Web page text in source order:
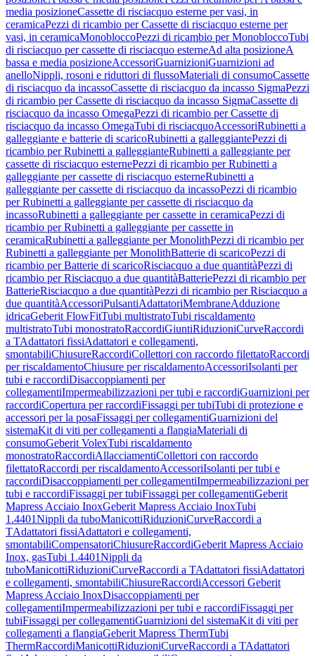
media posizioneCassette di risciacquo esterne per vasi, in
ceramicaPezzi di ricambio per Cassette di risciacquo esterne per
vasi, in ceramicaMonobloccoPezzi di ricambio per MonobloccoTubi
di risciacquo per cassette di risciacquo esterneAd alta posizioneA
bassa e media posizioneAccessoriGuarnizioniGuarnizioni ad
anelloNippli, rosoni e riduttori di flussoMateriali di consumoCassette
di risciacquo da incassoCassette di risciacquo da incasso SigmaPezzi
di ricambio per Cassette di risciacquo da incasso SigmaCassette di
risciacquo da incasso OmegaPezzi di ricambio per Cassette di
risciacquo da incasso OmegaTubi di risciacquoAccessoriRubinetti a
galleggiante e batterie di scaricoRubinetti a galleggiantePezzi di
ricambio per Rubinetti a galleggianteRubinetti a galleggiante per
cassette di risciacquo esternePezzi di ricambio per Rubinetti a
galleggiante per cassette di risciacquo esterneRubinetti a
galleggiante per cassette di risciacquo da incassoPezzi di ricambio
per Rubinetti a galleggiante per cassette di risciacquo da
incassoRubinetti a galleggiante per cassette in ceramicaPezzi di
ricambio per Rubinetti a galleggiante per cassette in
ceramicaRubinetti a galleggiante per MonolithPezzi di ricambio per
Rubinetti a galleggiante per MonolithBatterie di scaricoPezzi di
ricambio per Batterie di scaricoRisciacquo a due quantitàPezzi di
ricambio per Risciacquo a due quantitàBatteriePezzi di ricambio per
BatterieRisciacquo a due quantitàPezzi di ricambio per Risciacquo a
due quantitàAccessoriPulsantiAdattatoriMembraneAdduzione
idricaGeberit FlowFitTubi multistratoTubi riscaldamento
multistratoTubi monostratoRaccordiGiuntiRiduzioniCurveRaccordi
a TAdattatori fissiAdattatori e collegamenti,
smontabiliChiusureRaccordiCollettori con raccordo filettatoRaccordi
per riscaldamentoChiusure per riscaldamentoAccessoriIsolanti per
tubi e raccordiDisaccoppiamenti per
collegamentiImpermeabilizzazioni per tubi e raccordiGuarnizioni per
raccordiCopertura per raccordiFissaggi per tubiTubi di protezione e
accessori per la posaFissaggi per collegamentiGuarnizioni del
sistemaKit di viti per collegamenti a flangiaMateriali di
consumoGeberit VolexTubi riscaldamento
monostratoRaccordiAllacciamentiCollettori con raccordo
filettatoRaccordi per riscaldamentoAccessoriIsolanti per tubi e
raccordiDisaccoppiamenti per collegamentiImpermeabilizzazioni per
tubi e raccordiFissaggi per tubiFissaggi per collegamentiGeberit
Mapress Acciaio InoxGeberit Mapress Acciaio InoxTubi
1.4401Nippli da tuboManicottiRiduzioniCurveRaccordi a
TAdattatori fissiAdattatori e collegamenti,
smontabiliCompensatoriChiusureRaccordiGeberit Mapress Acciaio
Inox, gasTubi 1.4401Nippli da
tuboManicottiRiduzioniCurveRaccordi a TAdattatori fissiAdattatori
e collegamenti, smontabiliChiusureRaccordiAccessori Geberit
Mapress Acciaio InoxDisaccoppiamenti per
collegamentiImpermeabilizzazioni per tubi e raccordiFissaggi per
tubiFissaggi per collegamentiGuarnizioni del sistemaKit di viti per
collegamenti a flangiaGeberit Mapress ThermTubi
ThermRaccordiManicottiRiduzioniCurveRaccordi a TAdattatori